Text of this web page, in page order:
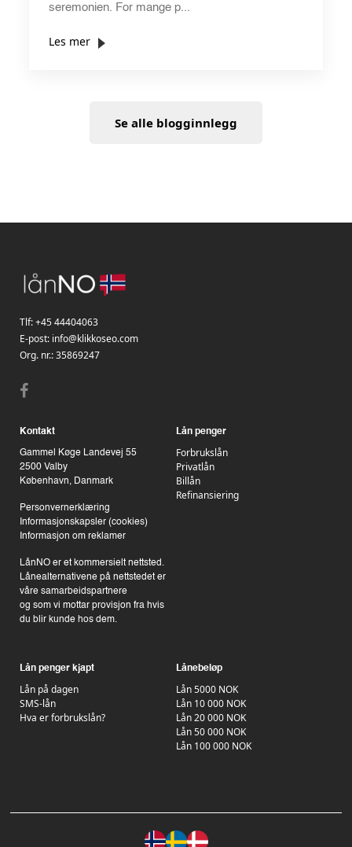
seremonien. For mange p...
Les mer
Se alle blogginnlegg
Tlf:+45 44404063
E-post: info@klikkoseo.com
Org. nr.:35869247
Kontakt
Gammel Køge Landevej 55
2500 Valby
København, Danmark
Personvernerklæring
Informasjonskapsler (cookies)
Informasjon om reklamer
LånNO er et kommersielt nettsted.
Lånealternativene på nettstedet er
våre samarbeidspartnere
og som vi mottar provisjon fra hvis
du blir kunde hos dem.
Lån penger
Forbrukslån
Privatlån
Billån
Refinansiering
Lån penger kjapt
Lån på dagen
SMS-lån
Hva er forbrukslån?
Lånebeløp
Lån 5000 NOK
Lån 10 000 NOK
Lån 20 000 NOK
Lån 50 000 NOK
Lån 100 000 NOK